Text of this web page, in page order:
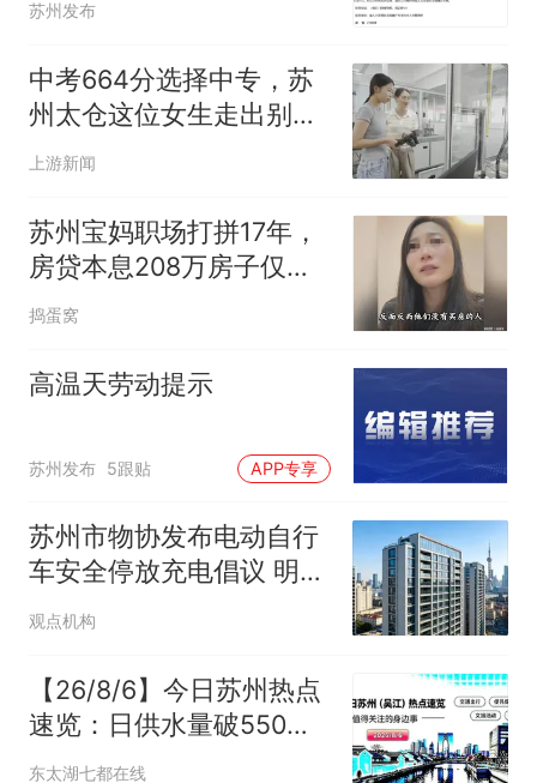
苏州发布
中考664分选择中专，苏
州太仓这位女生走出别样
升学路
上游新闻
苏州宝妈职场打拼17年，
房贷本息208万房子仅值
120万，无奈忍痛卖房及
捣蛋窝
高温天劳动提示
苏州发布 5跟贴 APP专享
苏州市物协发布电动自行
车安全停放充电倡议 明确
四个严禁
观点机构
【26/8/6】今日苏州热点
速览：日供水量破550万
吨！地铁95座纳凉区开
东太湖七都在线